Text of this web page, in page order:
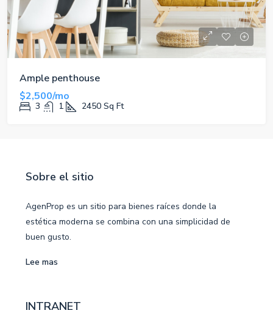
Ample penthouse
$2,500/mo
3 1 2450 Sq Ft
Sobre el sitio
AgenProp es un sitio para bienes raíces donde la
estética moderna se combina con una simplicidad de
buen gusto.
Lee mas
INTRANET